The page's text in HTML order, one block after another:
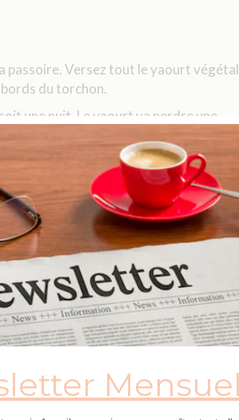
passoire. Versez tout le yaourt végétal
du torchon.
une nuit. Le yaourt va perdre une